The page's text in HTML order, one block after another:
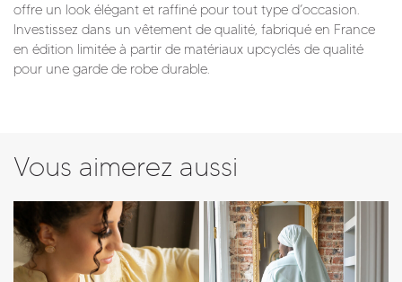
offre un look élégant et raffiné pour tout type d’occasion.
Investissez dans un vêtement de qualité, fabriqué en France
en édition limitée à partir de matériaux upcyclés de qualité
pour une garde de robe durable.
Vous aimerez aussi